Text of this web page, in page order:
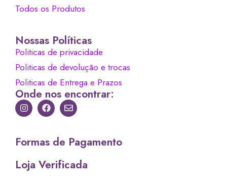
Todos os Produtos
Nossas Políticas
Politicas de privacidade
Politicas de devolução e trocas
Politicas de Entrega e Prazos
Onde nos encontrar:
Formas de Pagamento
Loja Verificada